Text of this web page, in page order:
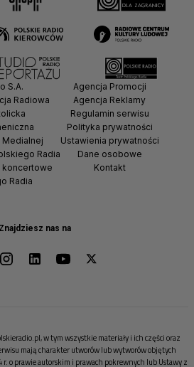
Znajdziesz nas na
S.A.
Radiowa
Medialnej
Radia
koncertowe
Radia
Agencja Promocji
Agencja Reklamy
Regulamin serwisu
Polityka prywatności
Ustawienia prywatności
Dane osobowe
Kontakt
w tym wszystkie materiały i ich części oraz
mają charakter utworów lub wytworów objętych
o prawie autorskim i prawach pokrewnych lub Ustawy z